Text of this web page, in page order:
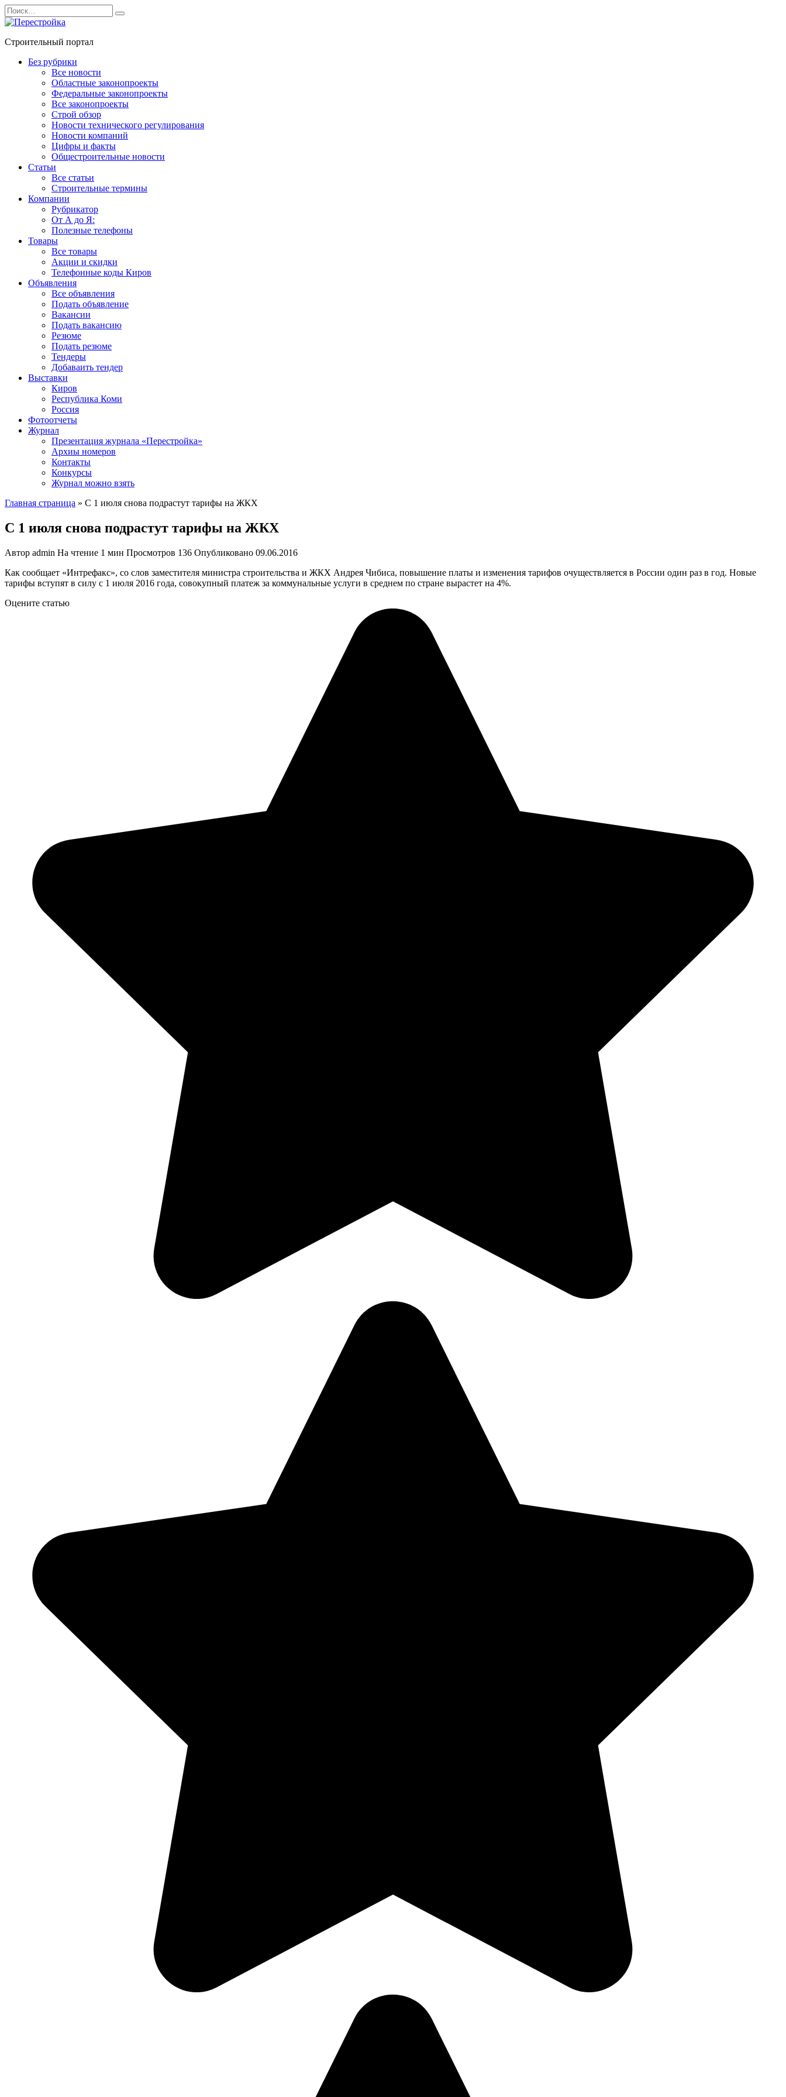
Перейти
к
содержанию
Search
for:
Строительный портал
Без рубрики
Все новости
Областные законопроекты
Федеральные законопроекты
Все законопроекты
Строй обзор
Новости технического регулирования
Новости компаний
Цифры и факты
Общестроительные новости
Статьи
Все статьи
Строительные термины
Компании
Рубрикатор
От А до Я:
Полезные телефоны
Товары
Все товары
Акции и скидки
Телефонные коды Киров
Объявления
Все объявления
Подать объявление
Вакансии
Подать вакансию
Резюме
Подать резюме
Тендеры
Добаваить тендер
Выставки
Киров
Республика Коми
Россия
Фотоотчеты
Журнал
Презентация журнала «Перестройка»
Архиы номеров
Контакты
Конкурсы
Журнал можно взять
Главная страница » С 1 июля снова подрастут тарифы на ЖКХ
С 1 июля снова подрастут тарифы на ЖКХ
Автор admin На чтение 1 мин Просмотров 136 Опубликовано 09.06.2016
Как сообщает «Интрефакс», со слов заместителя министра строительства и ЖКХ Андрея Чибиса, повышение платы и изменения тарифов очуществляется в России один раз в год. Новые
тарифы вступят в силу с 1 июля 2016 года, совокупный платеж за коммунальные услуги в среднем по стране вырастет на 4%.
Оцените статью